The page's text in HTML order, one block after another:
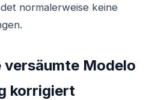
normalerweise keine
versäumte Modelo
korrigiert